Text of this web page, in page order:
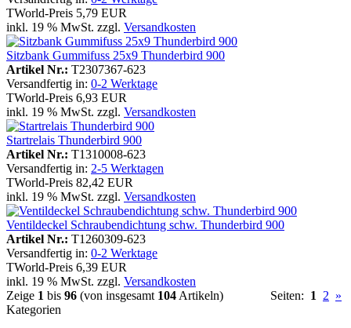
TWorld-Preis 5,79 EUR
inkl. 19 % MwSt. zzgl. Versandkosten
Sitzbank Gummifuss 25x9 Thunderbird 900
Artikel Nr.: T2307367-623
Versandfertig in: 0-2 Werktage
TWorld-Preis 6,93 EUR
inkl. 19 % MwSt. zzgl. Versandkosten
Startrelais Thunderbird 900
Artikel Nr.: T1310008-623
Versandfertig in: 2-5 Werktagen
TWorld-Preis 82,42 EUR
inkl. 19 % MwSt. zzgl. Versandkosten
Ventildeckel Schraubendichtung schw. Thunderbird 900
Artikel Nr.: T1260309-623
Versandfertig in: 0-2 Werktage
TWorld-Preis 6,39 EUR
inkl. 19 % MwSt. zzgl. Versandkosten
Zeige 1 bis 96 (von insgesamt 104 Artikeln) Seiten: 1 2 »
Kategorien